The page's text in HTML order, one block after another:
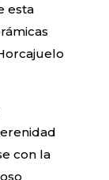
esta
con la